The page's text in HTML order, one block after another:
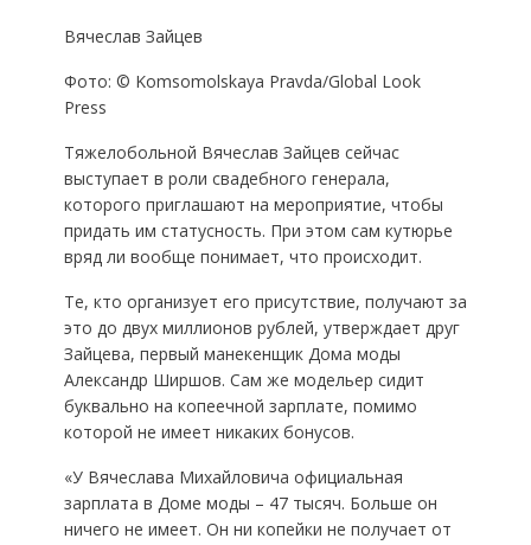
Вячеслав Зайцев
Фото: © Komsomolskaya Pravda/Global Look
Press
Тяжелобольной Вячеслав Зайцев сейчас
выступает в роли свадебного генерала,
которого приглашают на мероприятие, чтобы
придать им статусность. При этом сам кутюрье
вряд ли вообще понимает, что происходит.
Те, кто организует его присутствие, получают за
это до двух миллионов рублей, утверждает друг
Зайцева, первый манекенщик Дома моды
Александр Ширшов. Сам же модельер сидит
буквально на копеечной зарплате, помимо
которой не имеет никаких бонусов.
«У Вячеслава Михайловича официальная
зарплата в Доме моды – 47 тысяч. Больше он
ничего не имеет. Он ни копейки не получает от